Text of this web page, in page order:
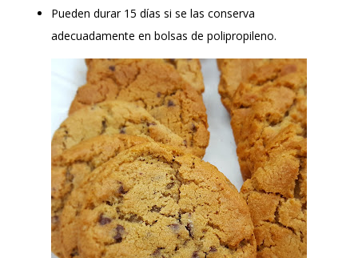
Pueden durar 15 días si se las conserva
adecuadamente en bolsas de polipropileno.